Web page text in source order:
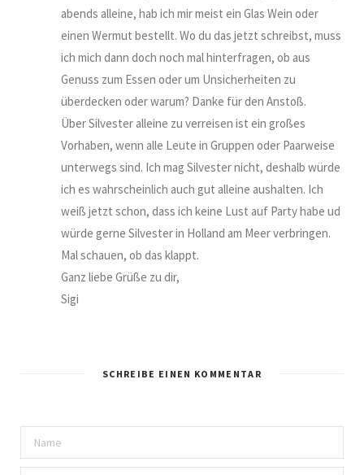
abends alleine, hab ich mir meist ein Glas Wein oder
einen Wermut bestellt. Wo du das jetzt schreibst, muss
ich mich dann doch noch mal hinterfragen, ob aus
Genuss zum Essen oder um Unsicherheiten zu
überdecken oder warum? Danke für den Anstoß.
Über Silvester alleine zu verreisen ist ein großes
Vorhaben, wenn alle Leute in Gruppen oder Paarweise
unterwegs sind. Ich mag Silvester nicht, deshalb würde
ich es wahrscheinlich auch gut alleine aushalten. Ich
weiß jetzt schon, dass ich keine Lust auf Party habe ud
würde gerne Silvester in Holland am Meer verbringen.
Mal schauen, ob das klappt.
Ganz liebe Grüße zu dir,
Sigi
SCHREIBE EINEN KOMMENTAR